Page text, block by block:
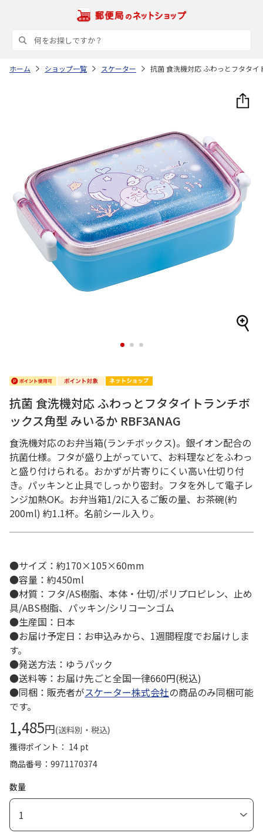
ホーム ショップ一覧 スケーター 抗菌 食洗機対応 ふわっとフタタイ
1 2 3
抗菌 食洗機対応 ふわっとフタタイトランチボ
ックス角型 みいるか RBF3ANAG
食洗機対応のお弁当箱(ランチボックス)。銀イオン配合の
抗菌仕様。フタが盛り上がっていて、お料理などをふわっ
と盛り付けられる。おかずが片寄りにくい高い仕切り付
き。パッキンと止具でしっかり密封。フタを外して電子レ
ンジ加熱OK。お弁当箱1/2に入るご飯の量、お茶碗(約
200ml) 約1.1杯。名前シール入り。
●サイズ：約170×105×60mm
●容量：約450ml
●材質：フタ/AS樹脂、本体・仕切/ポリプロピレン、止め
具/ABS樹脂、パッキン/シリコーンゴム
●生産国：日本
●お届け予定日：お申込みから、1週間程度でお届けしま
す。
●発送方法：ゆうパック
●送料等：お届け先ごと全国一律660円(税込)
●同梱：販売者がスケーター株式会社の商品のみ同梱可能
です。
1,485円(送料別・税込)
獲得ポイント： 14 pt
商品番号
9971170374
数量
1